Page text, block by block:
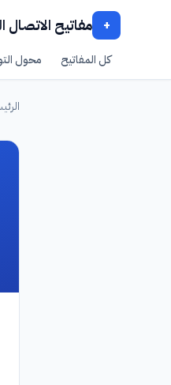
+ مفاتيح الاتصال
كل المفاتيح محول